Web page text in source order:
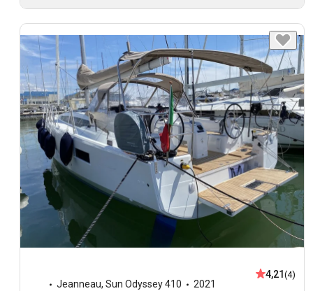
Jeanneau, Sun Odyssey 410
2021
4,21 (4)